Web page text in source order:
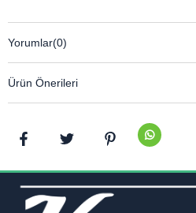
Yorumlar(0)
Ürün Önerileri